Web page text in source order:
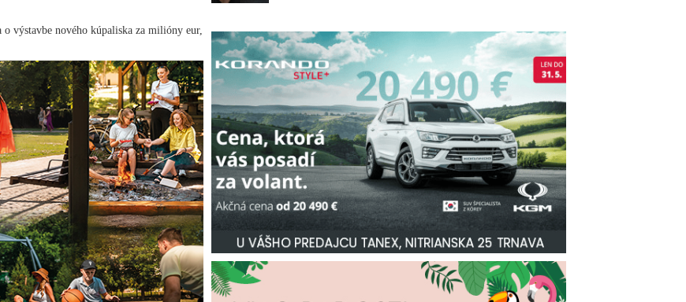
výstavbe nového kúpaliska za milióny eur,